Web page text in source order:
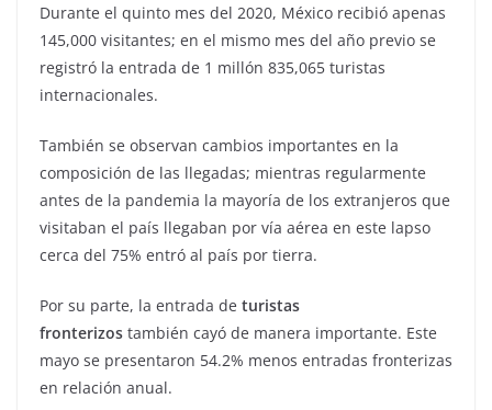
Durante el quinto mes del 2020, México recibió apenas
145,000 visitantes; en el mismo mes del año previo se
registró la entrada de 1 millón 835,065 turistas
internacionales.
También se observan cambios importantes en la
composición de las llegadas; mientras regularmente
antes de la pandemia la mayoría de los extranjeros que
visitaban el país llegaban por vía aérea en este lapso
cerca del 75% entró al país por tierra.
Por su parte, la entrada de turistas
fronterizos también cayó de manera importante. Este
mayo se presentaron 54.2% menos entradas fronterizas
en relación anual.